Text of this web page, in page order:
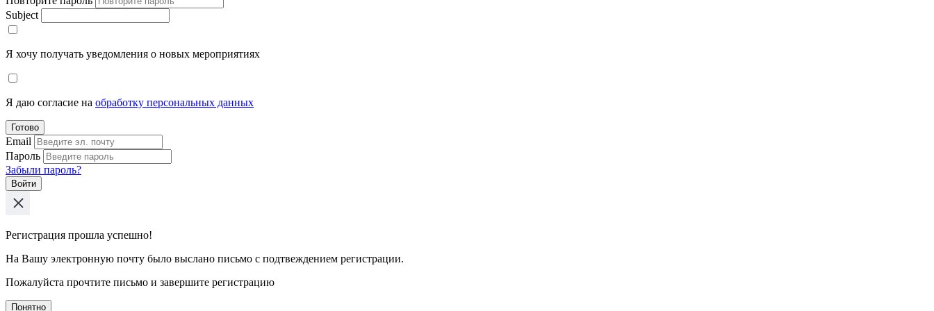
Subject
Я хочу получать уведомления о новых мероприятиях
Я даю согласие на обработку персональных данных
Готово
Email
Пароль
Забыли пароль?
Войти
Регистрация прошла успешно!
На Вашу электронную почту было выслано письмо с подтвеждением регистрации.
Пожалуйста прочтите письмо и завершите регистрацию
Понятно